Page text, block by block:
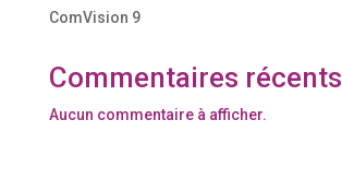
ComVision 9
Commentaires récents
Aucun commentaire à afficher.